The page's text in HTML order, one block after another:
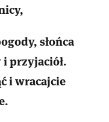
słońca
przyjaciół.
i wracajcie